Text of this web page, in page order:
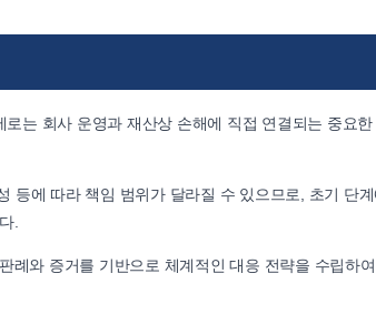
는 회사 운영과 재산상 손해에 직접 연결되는 중요한
등에 따라 책임 범위가 달라질 수 있으므로, 초기 단계
.
례와 증거를 기반으로 체계적인 대응 전략을 수립하